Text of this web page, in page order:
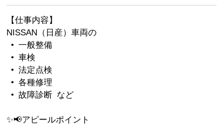
【仕事内容】
NISSAN（日産）車両の
• 一般整備
• 車検
• 法定点検
• 各種修理
• 故障診断 など
✨📢アピールポイント